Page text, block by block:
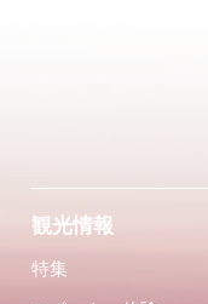
観光情報
特集